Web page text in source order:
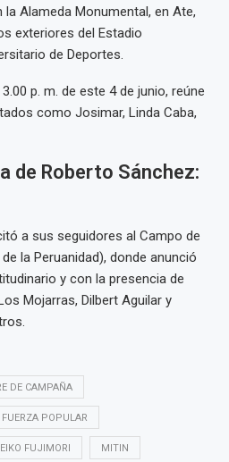
Alameda Monumental, en Ate,
exteriores del Estadio
de Deportes.
p. m. de este 4 de junio, reúne
como Josimar, Linda Caba,
de Roberto Sánchez:
a sus seguidores al Campo de
la Peruanidad), donde anunció
y con la presencia de
Mojarras, Dilbert Aguilar y
DE CAMPAÑA
FUERZA POPULAR
FUJIMORI MITIN